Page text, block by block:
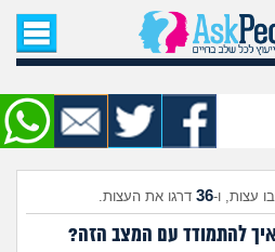
עמוד הבית
שאל שאלה
שאלות חדשות
שאלות שעוררו עניין
עצות, ו-36 דרגו את העצות.
להתמודד עם המצב הזה?